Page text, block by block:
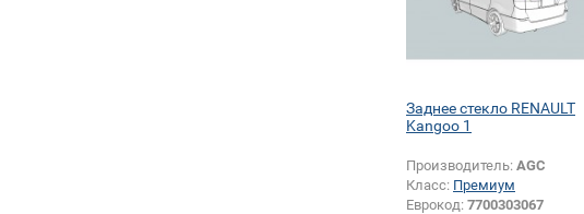
Заднее стекло RENAULT
Kangoo 1
Производитель: AGC
Класс: Премиум
Еврокод: 7700303067